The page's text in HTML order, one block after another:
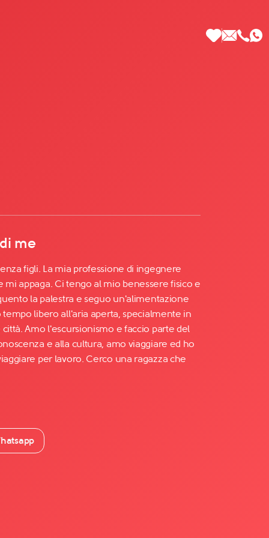
Più
me
figli. La mia professione di ingegnere
mi appaga. Ci tengo al mio benessere fisico e
la palestra e seguo un'alimentazione
libero all'aria aperta, specialmente in
Amo l'escursionismo e faccio parte del
e alla cultura, amo viaggiare ed ho
per lavoro. Cerco una ragazza che